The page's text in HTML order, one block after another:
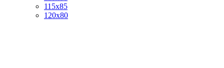
115х85
120х80